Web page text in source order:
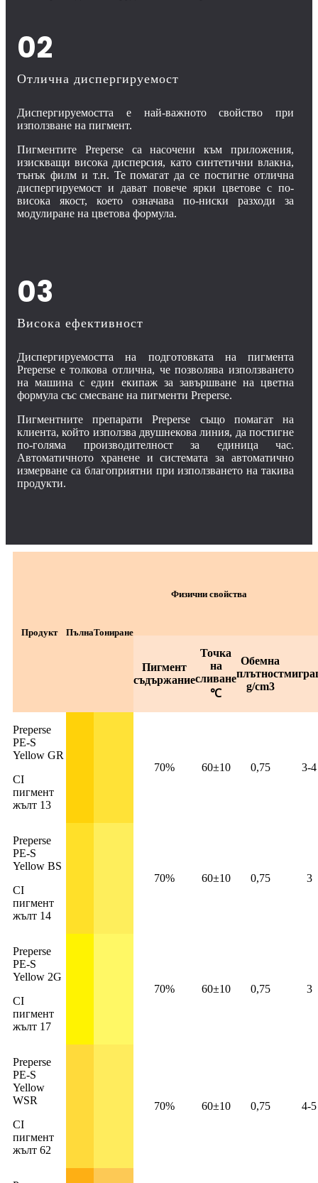
02
Отлична диспергируемост
Диспергируемостта е най-важното свойство при
използване на пигмент.
Пигментите Preperse са насочени към приложения,
изискващи висока дисперсия, като синтетични влакна,
тънък филм и т.н. Те помагат да се постигне отлична
диспергируемост и дават повече ярки цветове с по-
висока якост, което означава по-ниски разходи за
модулиране на цветова формула.
03
Висока ефективност
Диспергируемостта на подготовката на пигмента
Preperse е толкова отлична, че позволява използването
на машина с един екипаж за завършване на цветна
формула със смесване на пигменти Preperse.
Пигментните препарати Preperse също помагат на
клиента, който използва двушнекова линия, да постигне
по-голяма производителност за единица час.
Автоматичното хранене и системата за автоматично
измерване са благоприятни при използването на такива
продукти.
Продукт ПълнаТониране
Физични свойства
Пигмент
съдържание
Точка
на
сливане
℃
Обемна
плътност
g/cm3
Preperse
PE-S
Yellow GR
CI
пигмент
жълт 13
70% 60±10 0,75 3-4
Preperse
PE-S
Yellow BS
CI
пигмент
жълт 14
70% 60±10 0,75 3
Preperse
PE-S
Yellow 2G
CI
пигмент
жълт 17
70% 60±10 0,75 3
Preperse
PE-S
Yellow
WSR
CI
пигмент
жълт 62
70% 60±10 0,75 4-5